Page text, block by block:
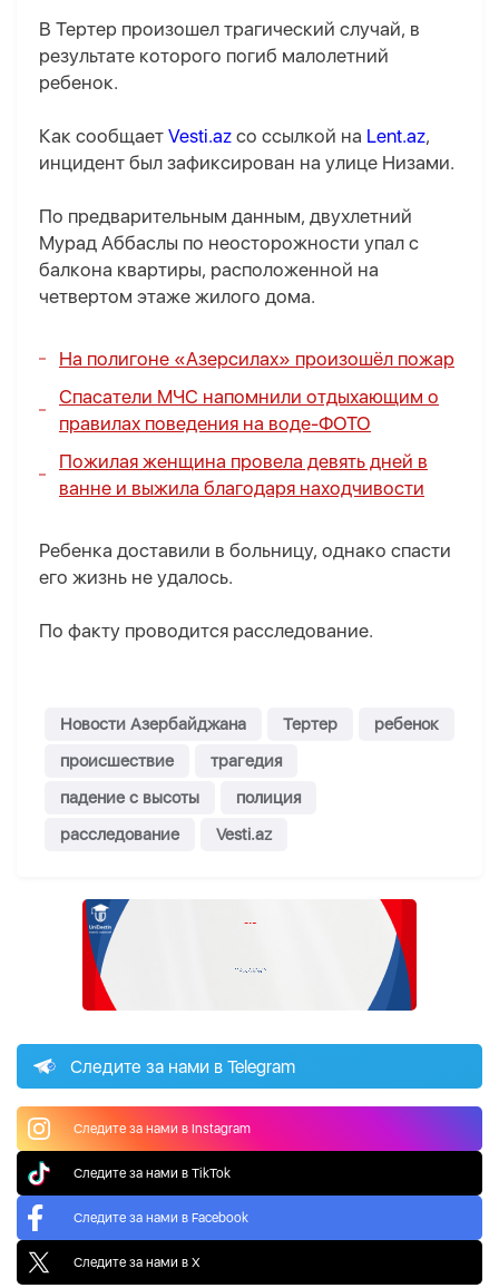
В Тертер произошел трагический случай, в
результате которого погиб малолетний
ребенок.
Как сообщает Vesti.az со ссылкой на Lent.az,
инцидент был зафиксирован на улице Низами.
По предварительным данным, двухлетний
Мурад Аббаслы по неосторожности упал с
балкона квартиры, расположенной на
четвертом этаже жилого дома.
На полигоне «Азерсилах» произошёл пожар
Спасатели МЧС напомнили отдыхающим о
правилах поведения на воде-ФОТО
Пожилая женщина провела девять дней в
ванне и выжила благодаря находчивости
Ребенка доставили в больницу, однако спасти
его жизнь не удалось.
По факту проводится расследование.
Новости Азербайджана Тертер
ребенок
происшествие
трагедия
падение с высоты
полиция
расследование
Vesti.az
Следите за нами в Telegram
Следите за нами в Instagram
Следите за нами в TikTok
Следите за нами в Facebook
Следите за нами в X